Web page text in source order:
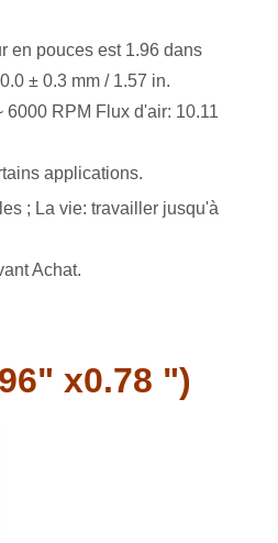
en pouces est 1.96 dans
± 0.3 mm / 1.57 in.
6000 RPM Flux d'air: 10.11
applications.
; La vie: travailler jusqu'à
Achat.
x0.78 ")